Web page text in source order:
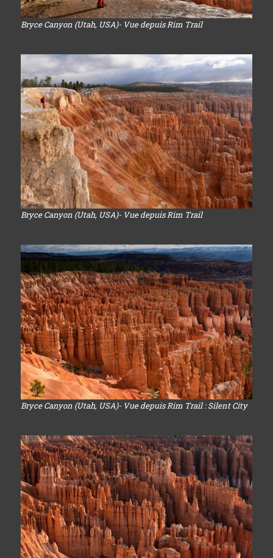
Bryce Canyon (Utah, USA)- Vue depuis Rim Trail
Bryce Canyon (Utah, USA)- Vue depuis Rim Trail
Bryce Canyon (Utah, USA)- Vue depuis Rim Trail : Silent City